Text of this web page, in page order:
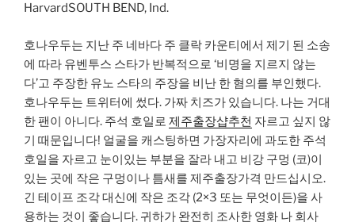
HarvardSOUTH BEND, Ind.
호나우두는 지난 주 네바다 주 클락 카운티에서 제기 된 소송
에 따라 유벤투스 스타가 반복적으로 ‘비명을 지르지 않는
다’고 주장한 유노 스타의 주장을 비난 한 혐의를 부인했다.
호나우두는 트위터에 썼다. 가짜 치즈가 있습니다. 나는 거대
한 팬이 아니다. 주석 호일로 제주출장샵추천 자르고 싶지 않
기 때문입니다! 얼굴을 캐스팅하면 가장자리에 과도한 주석
호일을 자르고 눈이있는 부분을 잘라 내고 비강 구멍 (코)이
있는 곳에 작은 구멍이나 틈새를 제주출장가격 만드십시오.
긴 테이프 조각 대신에 작은 조각 (2×3 또는 무엇이든)을 사
용하는 것이 좋습니다. 귀하가 완전히 조사한 영화 나 회사